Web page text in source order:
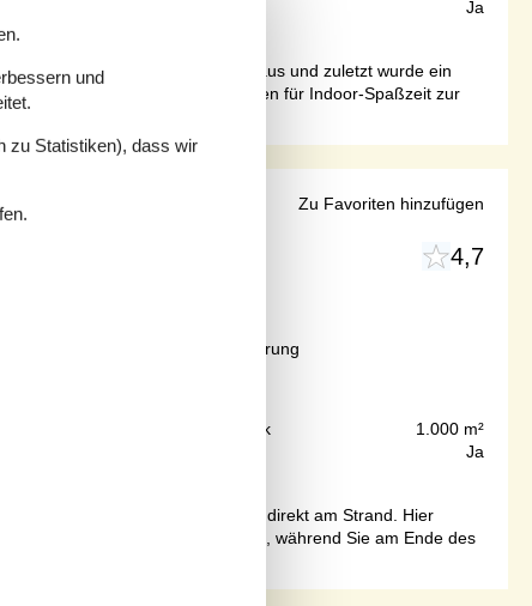
Ja
Böden im gesamten Sommerhaus und zuletzt wurde ein
verschiedene Arten von Spielen für Indoor-Spaßzeit zur
4,7
Inkl. Endreinigung und Versicherung
Grundstück
1.000 m²
Ja
eingezäunten Grundstück direkt am Strand. Hier
Süden ausgerichteten Terrasse, während Sie am Ende des
Zu Favoriten hinzufügen
und
zu Statistiken), dass wir